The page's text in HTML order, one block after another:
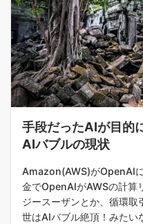
手段だったAIが目的
AIバブルの現状
Amazon(AWS)がOpenAI
金でOpenAIがAWSの計算
ジースーザンとか、循環取
世はAIバブル絶頂！みたい